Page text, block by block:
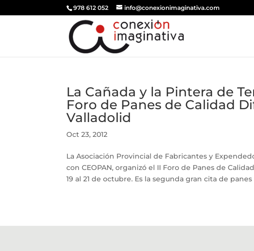
978 612 052 info@conexionimaginativa.com
La Cañada y la Pintera de
Foro de Panes de Calidad
Valladolid
Oct 23, 2012
La Asociación Provincial de Fabricantes y
con CEOPAN, organizó el II Foro de Panes de
19 al 21 de octubre. Es la segunda gran cita de